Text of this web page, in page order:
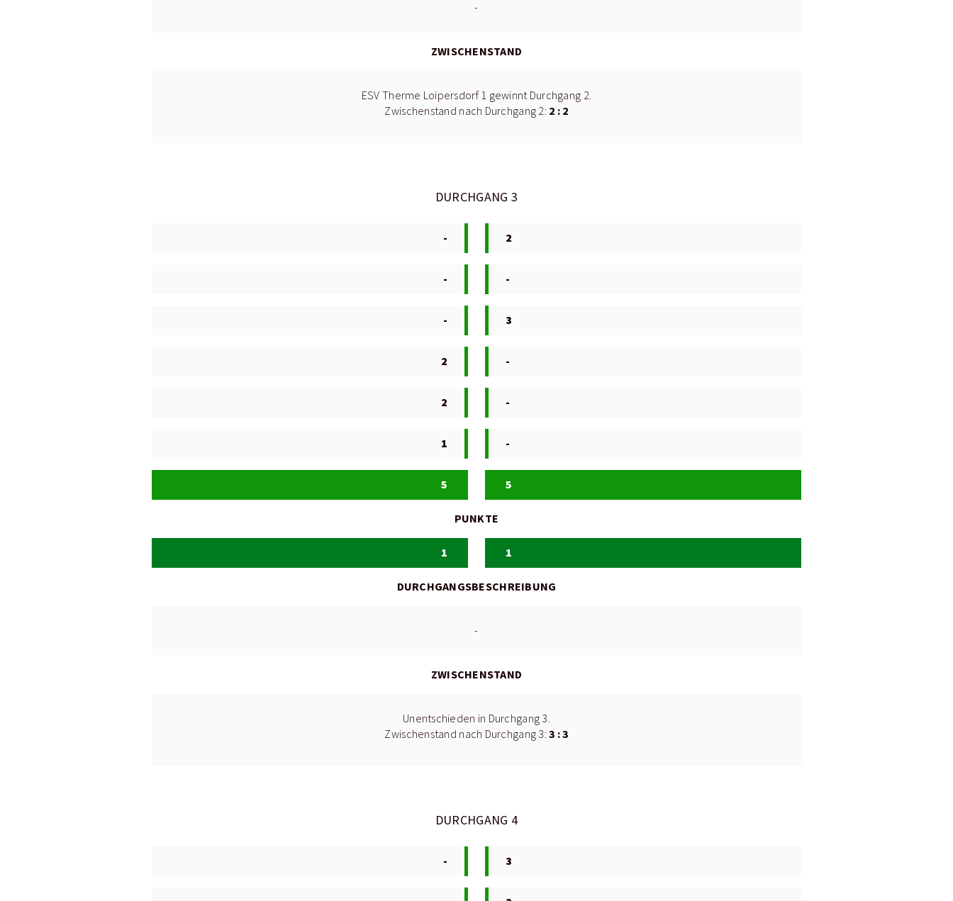
-
ZWISCHENSTAND
ESV Therme Loipersdorf 1 gewinnt Durchgang 2.
Zwischenstand nach Durchgang 2: 2 : 2
DURCHGANG 3
- 2
- -
- 3
2 -
2 -
1 -
5 5
PUNKTE
1 1
DURCHGANGSBESCHREIBUNG
-
ZWISCHENSTAND
Unentschieden in Durchgang 3.
Zwischenstand nach Durchgang 3:3 : 3
DURCHGANG 4
- 3